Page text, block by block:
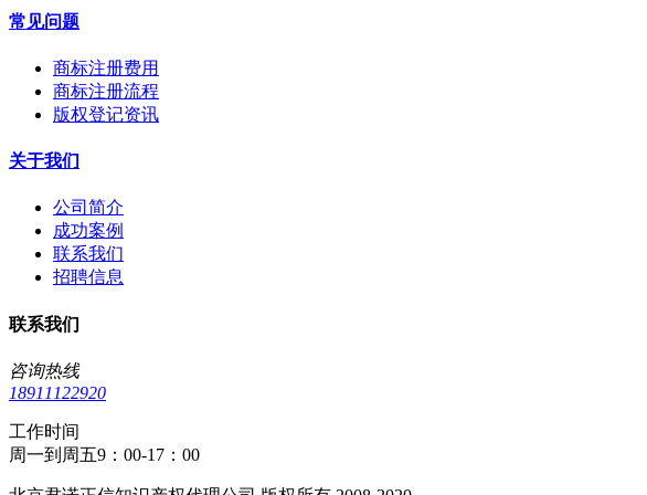
常见问题
商标注册费用
商标注册流程
版权登记资讯
关于我们
公司简介
成功案例
联系我们
招聘信息
联系我们
咨询热线
18911122920
工作时间
周一到周五9：00-17：00